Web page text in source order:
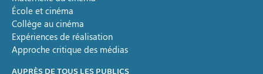
École et cinéma
Collège au cinéma
Expériences de réalisation
Approche critique des médias